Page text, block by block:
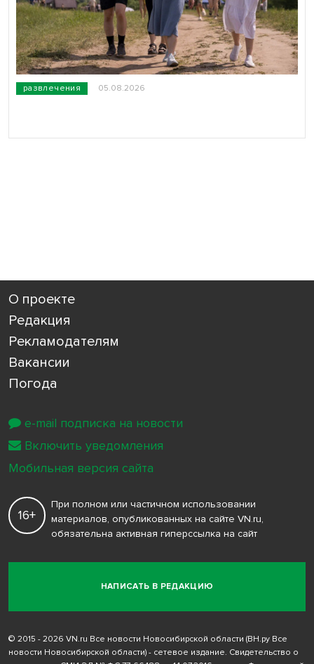
развлечения 05.08.2026
О проекте
Редакция
Рекламодателям
Вакансии
Погода
НАПИСАТЬ В РЕДАКЦИЮ
16+
При полном или частичном использовании
материалов, опубликованных на сайте VN.ru,
обязательна активная гиперссылка на сайт
© 2015 - 2026 VN.ru Все новости Новосибирской области (ВН.ру Все
новости Новосибирской области) - сетевое издание. Свидетельство о
e-mail подписка на новости
Включить уведомления
Мобильная версия сайта